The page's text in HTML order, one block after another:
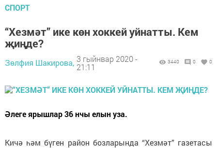
СПОРТ
“Хезмәт” ике көн хоккей уйнатты. Кем
җиңде?
Зөлфия Шакирова, 3 гыйнвар 2020 -
21:11
3440 0 0
Әлеге ярышлар 36 нчы елын уза.
Кичә һәм бүген район бозларында “Хезмәт” газетасы